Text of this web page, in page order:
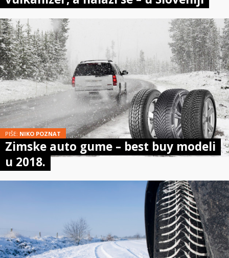
PIŠE: NIKO POZNAT
Zimske auto gume – best buy modeli
u 2018.